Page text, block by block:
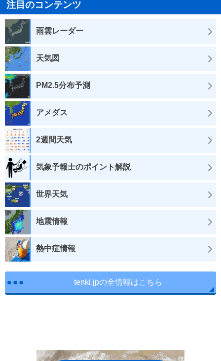
注目のコンテンツ
雨雲レーダー
天気図
PM2.5分布予測
アメダス
2週間天気
気象予報士のポイント解説
世界天気
地震情報
熱中症情報
tenki.jpの全情報はこちら